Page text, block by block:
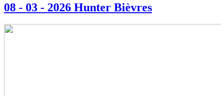
08 - 03 - 2026 Hunter Bièvres